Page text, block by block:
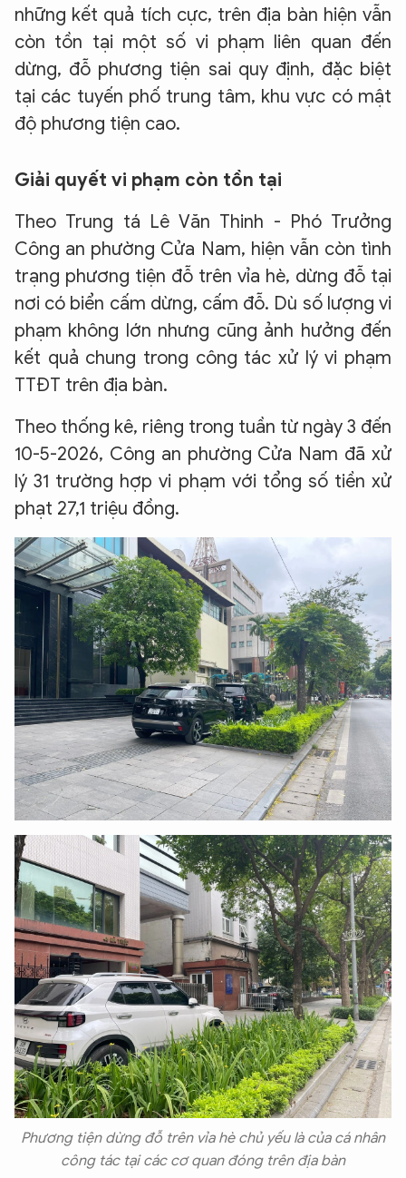
những kết quả tích cực, trên địa bàn hiện vẫn
còn tồn tại một số vi phạm liên quan đến
dừng, đỗ phương tiện sai quy định, đặc biệt
tại các tuyến phố trung tâm, khu vực có mật
độ phương tiện cao.
Giải quyết vi phạm còn tồn tại
Theo Trung tá Lê Văn Thinh - Phó Trưởng
Công an phường Cửa Nam, hiện vẫn còn tình
trạng phương tiện đỗ trên vỉa hè, dừng đỗ tại
nơi có biển cấm dừng, cấm đỗ. Dù số lượng vi
phạm không lớn nhưng cũng ảnh hưởng đến
kết quả chung trong công tác xử lý vi phạm
TTĐT trên địa bàn.
Theo thống kê, riêng trong tuần từ ngày 3 đến
10-5-2026, Công an phường Cửa Nam đã xử
lý 31 trường hợp vi phạm với tổng số tiền xử
phạt 27,1 triệu đồng.
Phương tiện dừng đỗ trên vỉa hè chủ yếu là của cá nhân
công tác tại các cơ quan đóng trên địa bàn
XIN CHÀO,
TÔI LÀ CHATBOT CỦA